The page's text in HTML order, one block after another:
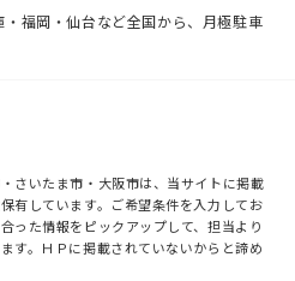
福岡・仙台など全国から、月極駐車
さいたま市・大阪市は、当サイトに掲載
有しています。ご希望条件を入力してお
った情報をピックアップして、担当より
す。ＨＰに掲載されていないからと諦め